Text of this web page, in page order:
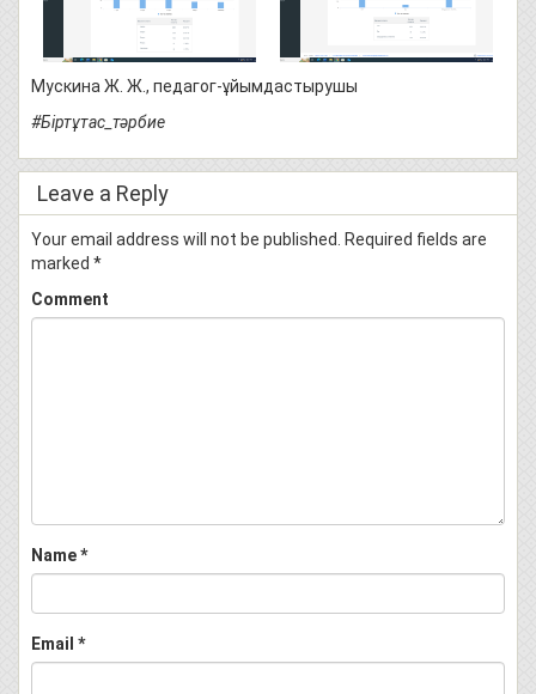
Мускина Ж. Ж., педагог-ұйымдастырушы
#Біртұтас_тәрбие
Leave a Reply
Your email address will not be published. Required fields are
marked *
Comment
Name*
Email *